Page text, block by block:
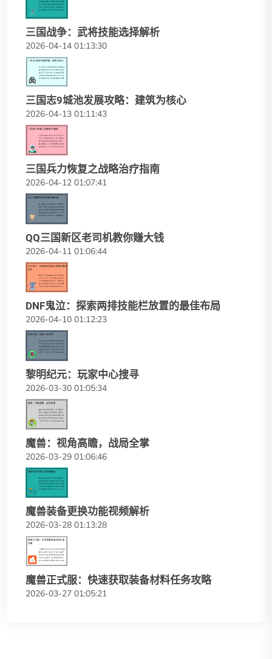
三国战争：武将技能选择解析
2026-04-14 01:13:30
三国志9城池发展攻略：建筑为核心
2026-04-13 01:11:43
三国兵力恢复之战略治疗指南
2026-04-12 01:07:41
QQ三国新区老司机教你赚大钱
2026-04-11 01:06:44
DNF鬼泣：探索两排技能栏放置的最佳布局
2026-04-10 01:12:23
黎明纪元：玩家中心搜寻
2026-03-30 01:05:34
魔兽：视角高瞻，战局全掌
2026-03-29 01:06:46
魔兽装备更换功能视频解析
2026-03-28 01:13:28
魔兽正式服：快速获取装备材料任务攻略
2026-03-27 01:05:21